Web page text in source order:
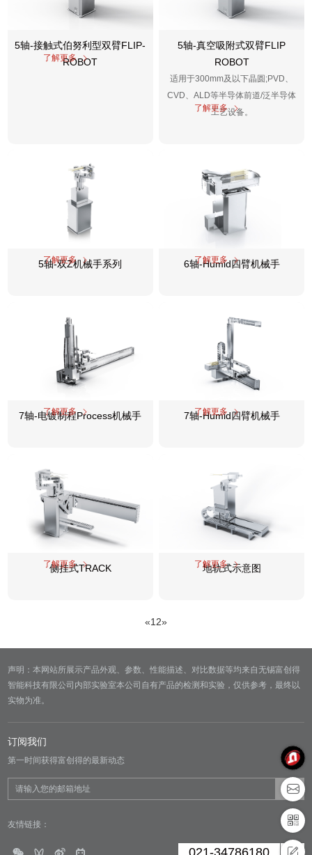
5轴-接触式伯努利型双臂FLIP-
ROBOT
了解更多
5轴-真空吸附式双臂FLIP
ROBOT
适用于300mm及以下晶圆;PVD、
CVD、ALD等半导体前道/泛半导体
工艺设备。
了解更多
5轴-双Z机械手系列
了解更多 6轴-Humid四臂机械手
了解更多
7轴-电镀制程Process机械手
了解更多 7轴-Humid四臂机械手
了解更多
侧挂式TRACK
了解更多 地轨式示意图
了解更多
«1 2»
声明：本网站所展示产品外观、参数、性能描述、对比数据等均来自无锡富创得
智能科技有限公司内部实验室本公司自有产品的检测和实验，仅供参考，最终以
实物为准。
订阅我们
第一时间获得富创得的最新动态
友情链接：